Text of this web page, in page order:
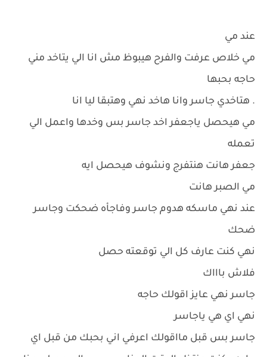
عند مي
مي خلاص عرفت والفرح هيبوظ مش انا الي يتاخد مني
حاجه بحبها
. هتاخدي جاسر وانا هاخد نهي وهتبقا ليا انا
مي هيحصل ياجعفر اخد جاسر بس وخدها واعمل الي
تعمله
جعفر هانت هنتفرج ونشوف هيحصل ايه
مي الصبر هانت
عند نهي ماسكه هدوم جاسر وفاجأه ضحكت وجاسر
ضحك
نهي كنت عارف كل الي توقعته حصل
فلاش باااك
جاسر نهي عايز اقولك حاجه
نهي اي هي ياجاسر
جاسر بس قبل مااقولك اعرفي اني بحبك من قبل اي